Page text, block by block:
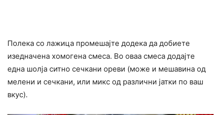
Полека со лажица промешајте додека да добиете
изедначена хомогена смеса. Во оваа смеса додајте
една шолја ситно сечкани ореви (може и мешавина од
мелени и сечкани, или микс од различни јатки по ваш
вкус).